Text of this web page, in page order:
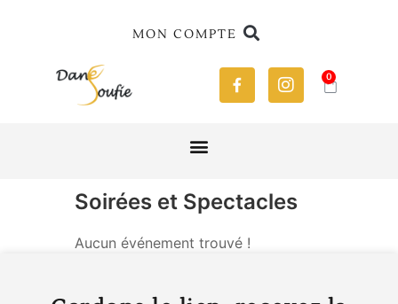
MON COMPTE
0
Soirées et Spectacles
Aucun événement trouvé !